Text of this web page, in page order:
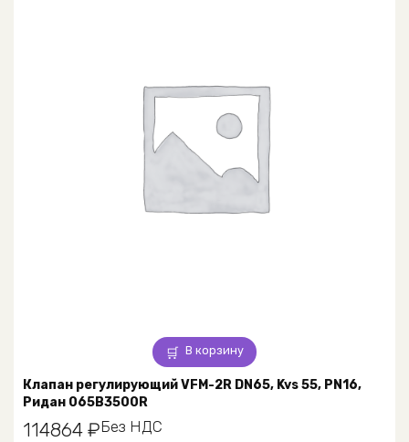
В корзину
Клапан регулирующий VFM-2R DN65, Kvs 55, PN16,
Ридан 065B3500R
114864 ₽Без НДС